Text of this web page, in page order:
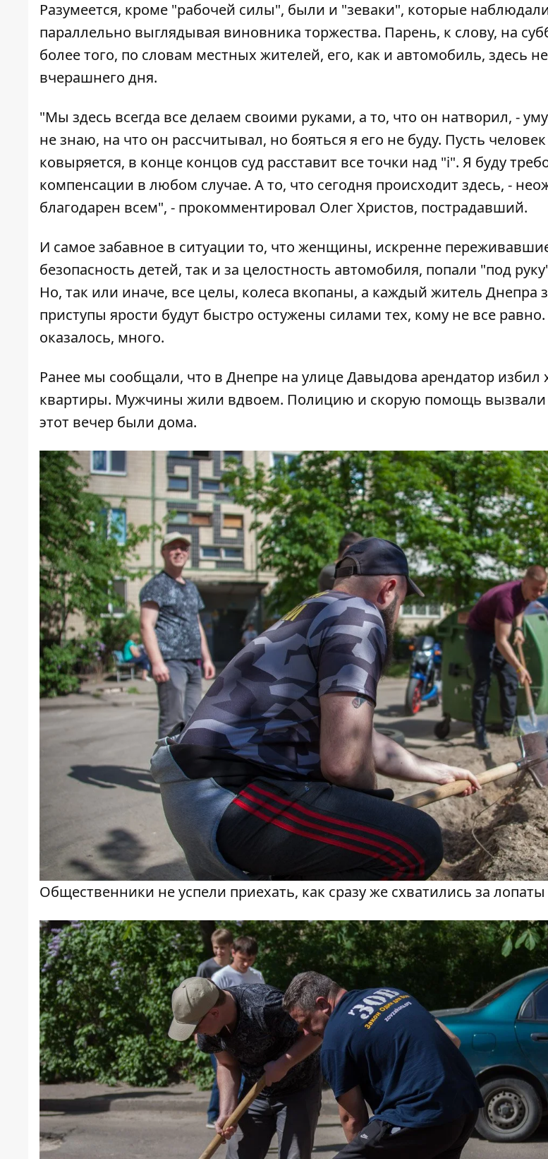
Разумеется, кроме "рабочей силы", были и "зеваки", которые
параллельно выглядывая виновника торжества. Парень, к слову, на
более того, по словам местных жителей, его, как и автомобиль, здесь
вчерашнего дня.
"Мы здесь всегда все делаем своими руками, а то, что он натворил, -
не знаю, на что он рассчитывал, но бояться я его не буду. Пусть
ковыряется, в конце концов суд расставит все точки над "i". Я буду
компенсации в любом случае. А то, что сегодня происходит здесь, -
благодарен всем", - прокомментировал Олег Христов, пострадавший.
И самое забавное в ситуации то, что женщины, искренне
безопасность детей, так и за целостность автомобиля, попали "под
Но, так или иначе, все целы, колеса вкопаны, а каждый житель Днепра
приступы ярости будут быстро остужены силами тех, кому не все равно.
оказалось, много.
Ранее мы сообщали, что в Днепре на улице Давыдова арендатор избил
квартиры. Мужчины жили вдвоем. Полицию и скорую помощь вызвали
этот вечер были дома.
Общественники не успели приехать, как сразу же схватились за лопаты